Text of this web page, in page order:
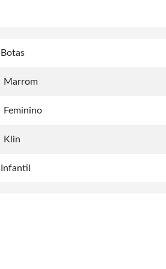
Botas
Marrom
Feminino
Klin
Infantil